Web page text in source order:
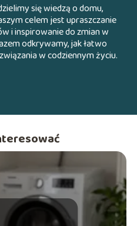
się wiedzą o domu,
celem jest upraszczanie
i inspirowanie do zmian w
odkrywamy, jak łatwo
w codziennym życiu.